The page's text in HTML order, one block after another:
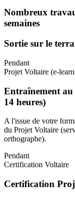
Nombreux
semaines
Sortie sur le
Pendant
Projet Voltaire (e-
Entraînement
14 heures)
A l'issue de votre
du Projet Voltaire
orthographe).
Pendant
Certification Voltaire
Certification